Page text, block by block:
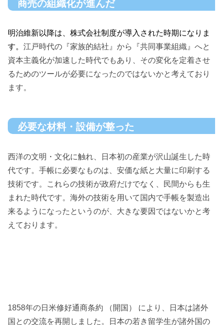
商売の組織化が進んだ
明治維新以降は、株式会社制度が導入された時期になりま
す。 江戸時代の『家族的結社』から『共同事業組織』へと
資本主義化が加速した時代でもあり、その変化を定着させ
るためのツールが必要になったのではないかと考えており
ます。
必要な材料・設備が整った
西洋の文明・文化に触れ、日本初の産業が沢山誕生した時
代です。手帳に必要なものは、安価な紙と大量に印刷する
技術です。これらの技術が政府だけでなく、民間からも生
まれた時代です。海外の技術を用いて国内で手帳を製造出
来るようになったというのが、大きな要因ではないかと考
えております。
1858年の日米修好通商条約 （開国） により、日本は諸外
国との交流を再開しました。日本の若き留学生が諸外国の